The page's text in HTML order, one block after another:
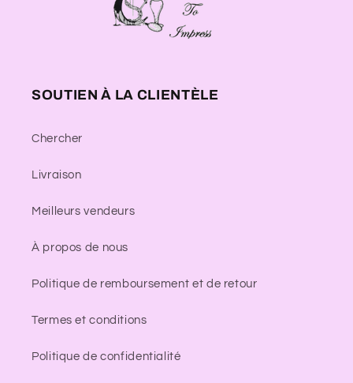
SOUTIEN À LA CLIENTÈLE
Chercher
Livraison
Meilleurs vendeurs
À propos de nous
Politique de remboursement et de retour
Termes et conditions
Politique de confidentialité